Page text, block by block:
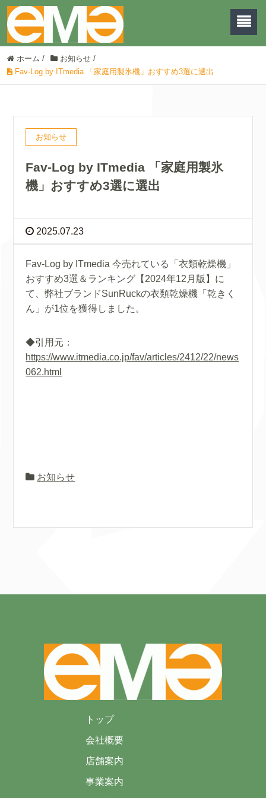
ホーム / お知らせ /
Fav-Log by ITmedia 「家庭用製氷機」おすすめ3選に選出
お知らせ
Fav-Log by ITmedia 「家庭用製氷
機」おすすめ3選に選出
2025.07.23
Fav-Log by ITmedia 今売れている「衣類乾燥機」
おすすめ3選＆ランキング【2024年12月版】に
て、弊社ブランドSunRuckの衣類乾燥機「乾きく
ん」が1位を獲得しました。
◆引用元：
https://www.itmedia.co.jp/fav/articles/2412/22/news
062.html
お知らせ
トップ
会社概要
店舗案内
事業案内